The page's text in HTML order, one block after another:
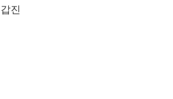
진